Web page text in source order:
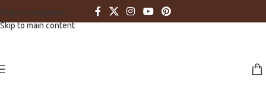
Skip to navigation
Skip to main content